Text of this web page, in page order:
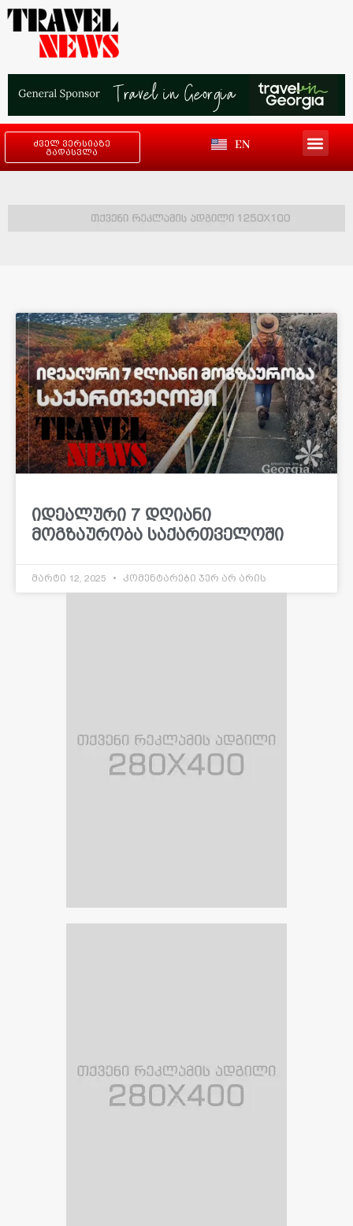
ძველ ვერსიაზე
გადასვლა
EN
იდეალური 7 დღიანი
მოგზაურობა საქართველოში
მარტი 12, 2025 კომენტარები ჯერ არ არის